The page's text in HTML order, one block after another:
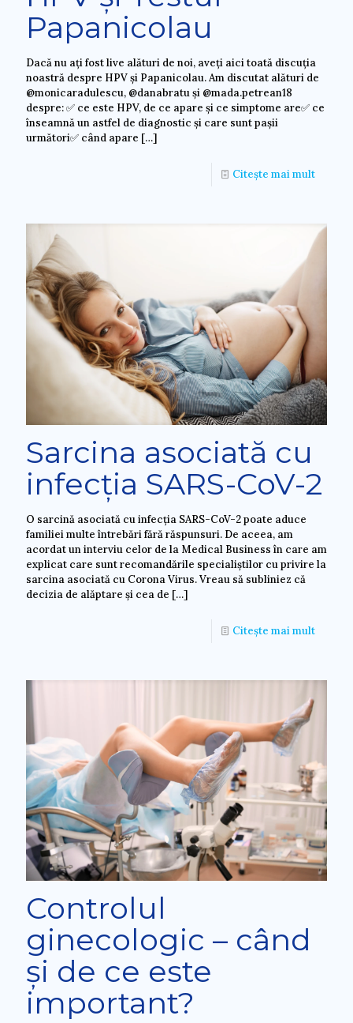
Papanicolau
Dacă nu ați fost live alături de noi, aveți aici toată discuția
noastră despre HPV și Papanicolau. Am discutat alături de
@monicaradulescu, @danabratu și @mada.petrean18
despre: ✅ ce este HPV, de ce apare și ce simptome are✅ ce
înseamnă un astfel de diagnostic și care sunt pașii
următori✅ când apare […]
Citește mai mult
Sarcina asociată cu
infecția SARS-CoV-2
O sarcină asociată cu infecția SARS-CoV-2 poate aduce
familiei multe întrebări fără răspunsuri. De aceea, am
acordat un interviu celor de la Medical Business în care am
explicat care sunt recomandările specialiștilor cu privire la
sarcina asociată cu Corona Virus. Vreau să subliniez că
decizia de alăptare și cea de […]
Citește mai mult
Controlul
ginecologic – când
și de ce este
important?